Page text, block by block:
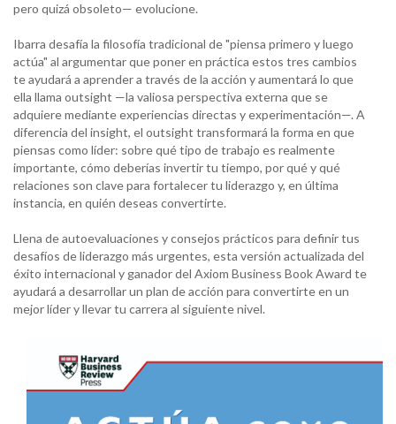
pero quizá obsoleto— evolucione.
Ibarra desafía la filosofía tradicional de "piensa primero y luego
actúa" al argumentar que poner en práctica estos tres cambios
te ayudará a aprender a través de la acción y aumentará lo que
ella llama outsight —la valiosa perspectiva externa que se
adquiere mediante experiencias directas y experimentación—. A
diferencia del insight, el outsight transformará la forma en que
piensas como líder: sobre qué tipo de trabajo es realmente
importante, cómo deberías invertir tu tiempo, por qué y qué
relaciones son clave para fortalecer tu liderazgo y, en última
instancia, en quién deseas convertirte.
Llena de autoevaluaciones y consejos prácticos para definir tus
desafíos de liderazgo más urgentes, esta versión actualizada del
éxito internacional y ganador del Axiom Business Book Award te
ayudará a desarrollar un plan de acción para convertirte en un
mejor líder y llevar tu carrera al siguiente nivel.